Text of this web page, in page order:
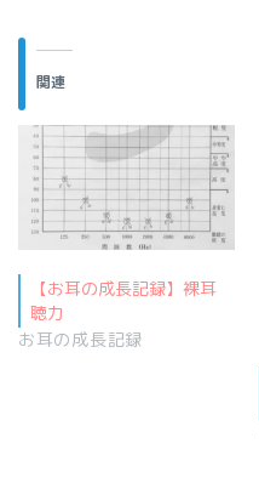
関連
【お耳の成長記録】裸耳
聴力
お耳の成長記録